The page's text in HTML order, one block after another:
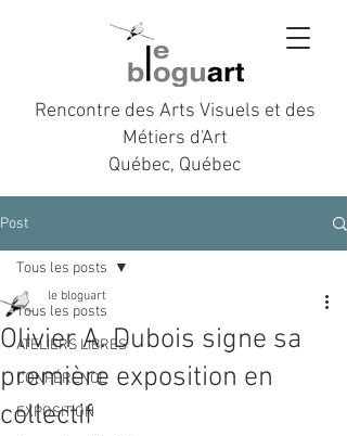
Rencontre des Arts Visuels et des
Métiers d'Art
Québec, Québec
Post
Tous les posts
ATELIERS LIBRES
CONFÉRENCE
EXPOSITION
Tous les posts
Olivier A. Dubois signe sa
première exposition en
collectif
le bloguart